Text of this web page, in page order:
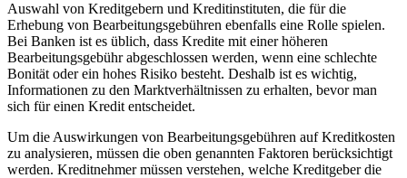
Auswahl ‌von Kreditgebern und Kreditinstituten, die​ für die
‍Erhebung von Bearbeitungsgebühren ebenfalls ​eine Rolle spielen.
Bei⁢ Banken​ ist es üblich,⁤ dass ‌Kredite ​mit einer höheren
Bearbeitungsgebühr abgeschlossen⁣ werden, wenn ​eine schlechte ​
Bonität‌ oder ein⁢ hohes Risiko besteht. Deshalb ist ‌es wichtig,
Informationen zu den Marktverhältnissen‌ zu erhalten, bevor ⁤man⁣
sich für einen Kredit entscheidet.
Um die Auswirkungen von ‍Bearbeitungsgebühren auf Kreditkosten
zu analysieren, müssen⁤ die oben genannten⁢ Faktoren berücksichtigt
‌werden. Kreditnehmer müssen ‍verstehen, ‍welche Kreditgeber die